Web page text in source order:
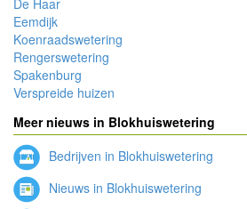
Eemdijk
Koenraadswetering
Rengerswetering
Spakenburg
Verspreide huizen
Meer nieuws in Blokhuiswetering
Bedrijven in Blokhuiswetering
Nieuws in Blokhuiswetering